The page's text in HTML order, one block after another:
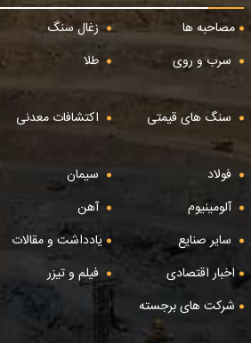
مصاحبه ها
زغال سنگ
سرب و روی
طلا
سنگ های قیمتی
اکتشافات معدنی
فولاد
سیمان
آلومینیوم
آهن
سایر صنایع
یادداشت و مقالات
اخبار اقتصادی
فیلم و تیزر
شرکت های برجسته